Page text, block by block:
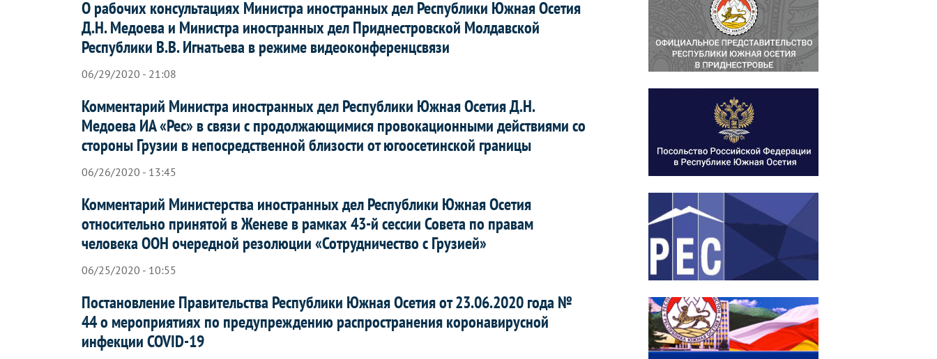
О рабочих консультациях Министра иностранных дел Республики Южная Осетия
Д.Н. Медоева и Министра иностранных дел Приднестровской Молдавской
Республики В.В. Игнатьева в режиме видеоконференцсвязи
06/29/2020 - 21:08
Комментарий Министра иностранных дел Республики Южная Осетия Д.Н.
Медоева ИА «Рес» в связи с продолжающимися провокационными действиями со
стороны Грузии в непосредственной близости от югоосетинской границы
06/26/2020 - 13:45
Комментарий Министерства иностранных дел Республики Южная Осетия
относительно принятой в Женеве в рамках 43-й сессии Совета по правам
человека ООН очередной резолюции «Сотрудничество с Грузией»
06/25/2020 - 10:55
Постановление Правительства Республики Южная Осетия от 23.06.2020 года №
44 о мероприятиях по предупреждению распространения коронавирусной
инфекции COVID-19